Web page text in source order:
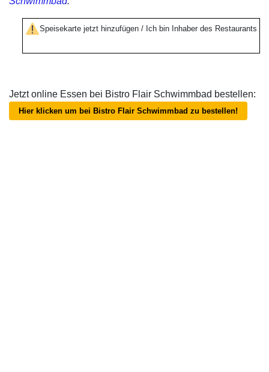
Speisekarte jetzt hinzufügen / Ich bin Inhaber des Restaurants
Jetzt online Essen bei Bistro Flair Schwimmbad bestellen:
Hier klicken um bei Bistro Flair Schwimmbad zu bestellen!